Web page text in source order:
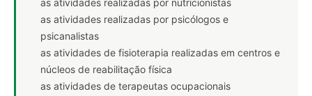
as atividades realizadas por nutricionistas
as atividades realizadas por psicólogos e
psicanalistas
as atividades de fisioterapia realizadas em centros e
núcleos de reabilitação física
as atividades de terapeutas ocupacionais